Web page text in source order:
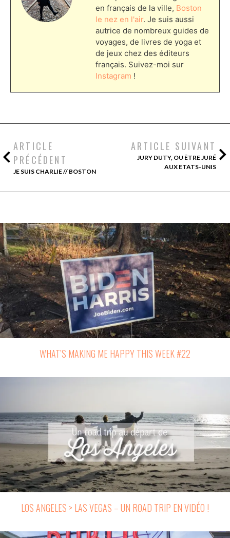
en français de la ville, Boston
le nez en l'air. Je suis aussi
autrice de nombreux guides de
voyages, de livres de yoga et
de jeux chez des éditeurs
français. Suivez-moi sur
Instagram !
ARTICLE
PRÉCÉDENT
JE SUIS CHARLIE // BOSTON
ARTICLE SUIVANT
JURY DUTY, OU ÊTRE JURÉ
AUX ETATS-UNIS
WHAT’S MAKING ME HAPPY THIS WEEK #22
LOS ANGELES > LAS VEGAS – UN ROAD TRIP EN VIDÉO !